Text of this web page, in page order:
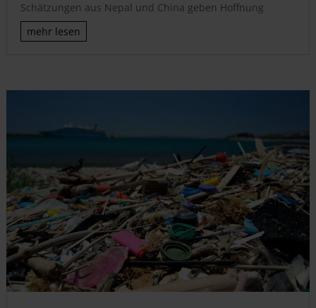
Schätzungen aus Nepal und China geben Hoffnung
mehr lesen